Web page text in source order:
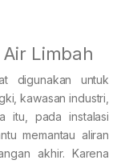
Limbah
digunakan untuk
kawasan industri,
itu, pada instalasi
memantau aliran
akhir. Karena